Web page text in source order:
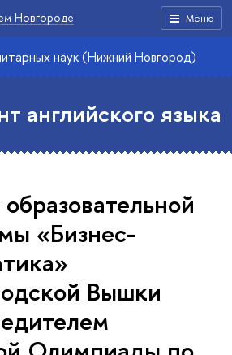
Меню
Новгороде
наук (Нижний Новгород)
английского языка
«Бизнес-
Вышки